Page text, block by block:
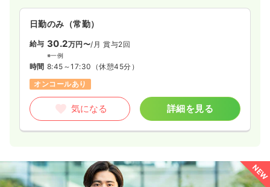
日勤のみ（常勤）
給与 30.2万円〜/月 賞与2回
※一例
時間 8:45～17:30 （休憩45分）
オンコールあり
気になる 詳細を見る
NEW